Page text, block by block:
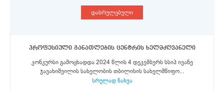
დასრულებული
პროფესიული განათლების ცენტრის ხელმძღვანელი
კონკურსი გამოცხადდა 2024 წლის 4 დეკემბერს სსიპ ივანე
ჯავახიშვილის სახელობის თბილისის სახელმწიფო...
სრულად ნახვა